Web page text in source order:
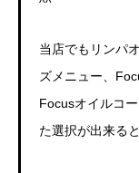
^^
当店でもリンパ
ズメニュー、
Focusオイルコ
た選択が出来る